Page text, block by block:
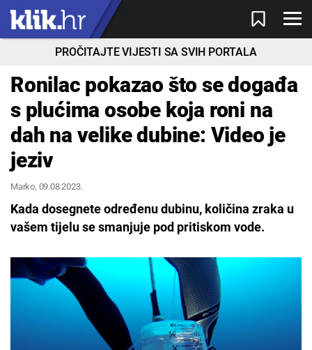
PROČITAJTE VIJESTI SA SVIH PORTALA
Ronilac pokazao što se događa
s plućima osobe koja roni na
dah na velike dubine: Video je
jeziv
Marko, 09.08.2023.
Kada dosegnete određenu dubinu, količina zraka u
vašem tijelu se smanjuje pod pritiskom vode.